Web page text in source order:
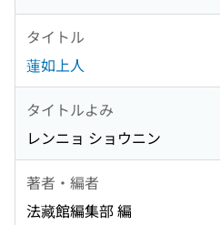
タイトル
蓮如上人
タイトルよみ
レンニョ ショウニン
著者・編者
法藏館編集部 編